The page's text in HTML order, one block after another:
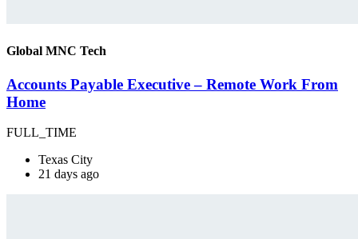
Global MNC Tech
Accounts Payable Executive – Remote Work From
Home
FULL_TIME
Texas City
21 days ago